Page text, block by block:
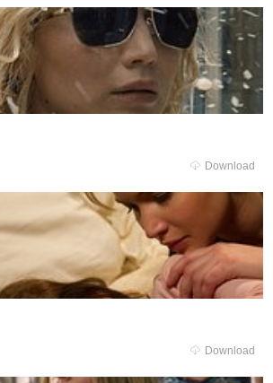
Download
Download